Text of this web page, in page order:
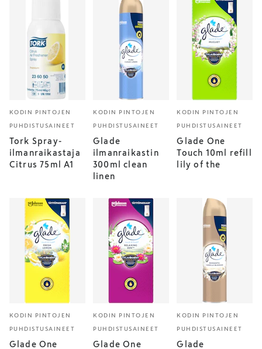
KODIN PINTOJEN
PUHDISTUSAINEET
Tork Spray-
ilmanraikastaja
Citrus 75ml A1
KODIN PINTOJEN
PUHDISTUSAINEET
Glade
ilmanraikastin
300ml clean
linen
KODIN PINTOJEN
PUHDISTUSAINEET
Glade One
Touch 10ml refill
lily of the
KODIN PINTOJEN
PUHDISTUSAINEET
Glade One
KODIN PINTOJEN
PUHDISTUSAINEET
Glade One
KODIN PINTOJEN
PUHDISTUSAINEET
Glade